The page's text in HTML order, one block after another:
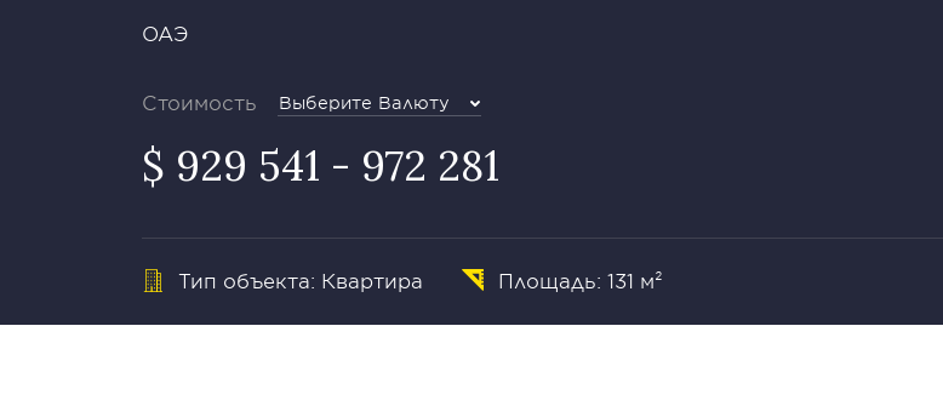
ОАЭ
Стоимость Выберите Валюту
$ 929 541 - 972 281
Тип объекта: Квартира Площадь: 131 м²